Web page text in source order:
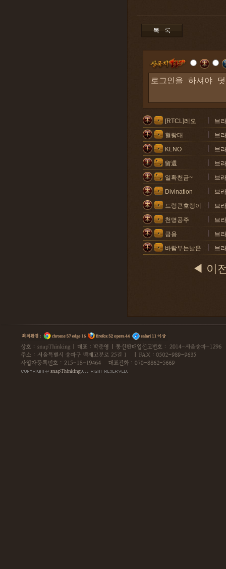
[RTCL]레오
브
혈랑대
브
KLNO
브
留還
브
일확천금~
브
Divination
브
드렁큰호랭이
브
천명공주
브
금용
브
바람부는날은
브
◀ 이